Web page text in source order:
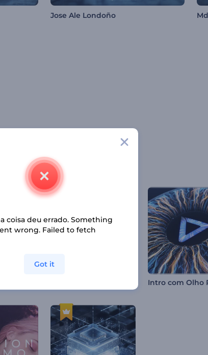
Jose Ale Londoño
coisa deu errado. Something
wrong. Failed to fetch
Got it